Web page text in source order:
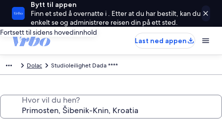
Bytt til appen
Finn et sted å overnatte i . Etter at du har bestilt, kan du
enkelt se og administrere reisen din på ett sted.
Fortsett til sidens hovedinnhold
Last ned appen
Dolac Studioleilighet Dada ****
Hvor vil du hen?